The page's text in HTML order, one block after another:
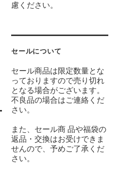
慮ください。
セールについて
セール商品は限定数量とな
っておりますので売り切れ
となる場合がございます。
不良品の場合はご連絡くだ
さい。
また、セール商 品や福袋の
返品・交換はお受けできま
せんので、予めご了承くだ
さい。